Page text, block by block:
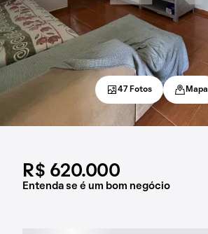
R$ 620.000
Entenda se é um bom negócio
47 Fotos Mapa